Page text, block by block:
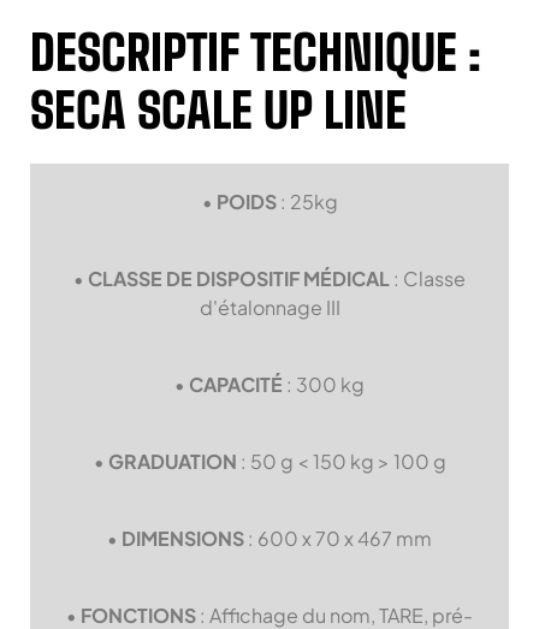
DESCRIPTIF TECHNIQUE :
SECA SCALE UP LINE
• POIDS: 25kg
• CLASSE DE DISPOSITIF MÉDICAL: Classe
d'étalonnage III
• CAPACITÉ : 300 kg
• GRADUATION : 50 g < 150 kg > 100 g
• DIMENSIONS: 600 x 70 x 467 mm
• FONCTIONS: Affichage du nom, TARE, pré-